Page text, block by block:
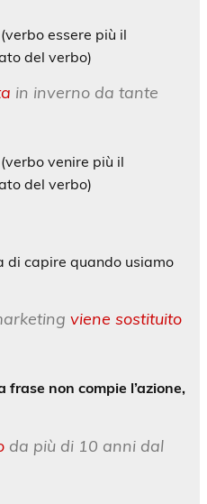
(verbo essere più il
del verbo)
in inverno da tante
(verbo venire più il
del verbo)
di capire quando usiamo
viene sostituito
frase non compie l’azione,
da più di 10 anni dal